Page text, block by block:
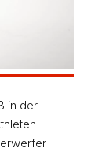
in der